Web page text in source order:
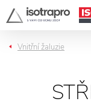
Vnitřní žaluzie